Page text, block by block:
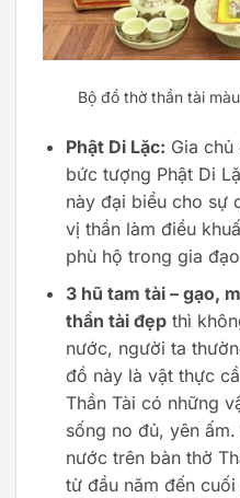
Bộ đồ thờ thần tài
Phật Di Lặc: Gia
bức tượng Phật Di
này đại biểu cho sự
vị thần làm điều
phù hộ trong gia
3 hũ tam tài – gạo,
thần tài đẹpthì
nước, người ta
đồ này là vật thực
Thần Tài có những
sống no đủ, yên
nước trên bàn thờ
từ đầu năm đến